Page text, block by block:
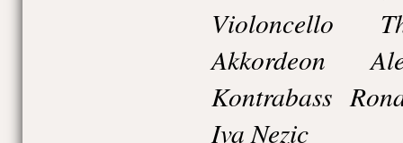
Violoncello
Akkordeon
Kontrabass
Iva Nezic